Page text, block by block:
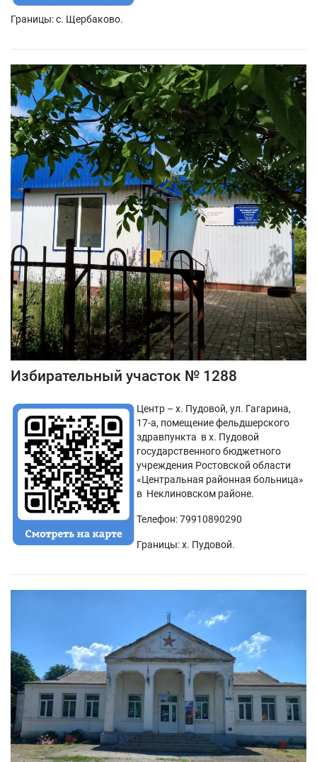
Границы: с. Щербаково.
Избирательный участок № 1288
Центр – х. Пудовой, ул. Гагарина,
17-а, помещение фельдшерского
здравпункта в х. Пудовой
государственного бюджетного
учреждения Ростовской области
«Центральная районная больница»
в Неклиновском районе.
Телефон: 79910890290
Границы: х. Пудовой.